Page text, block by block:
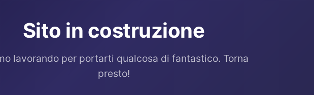
Sito in costruzione
lavorando per portarti qualcosa di fantastico. Torna
presto!